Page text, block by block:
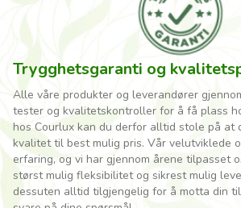
Trygghetsgaranti og
Alle våre produkter og leverandører
tester og kvalitetskontroller for å få plass
hos Courlux kan du derfor alltid stole på at
kvalitet til best mulig pris. Vår velutviklede
erfaring, og vi har gjennom årene tilpasset
størst mulig fleksibilitet og sikrest mulig
dessuten alltid tilgjengelig for å motta din